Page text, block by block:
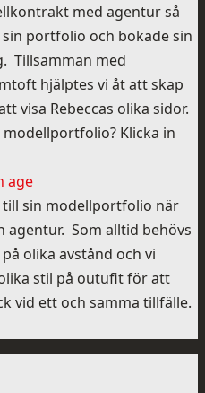
med agentur så
portfolio och bokade sin
Tillsamman med
hjälptes vi åt att skap
visa Rebeccas olika sidor.
Klicka in
age
till sin modellportfolio när
agentur. Som alltid behövs
olika avstånd och vi
stil på outufit för att
vid ett och samma tillfälle.